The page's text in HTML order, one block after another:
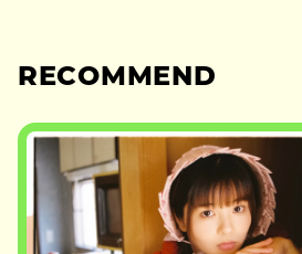
RECOMMEND